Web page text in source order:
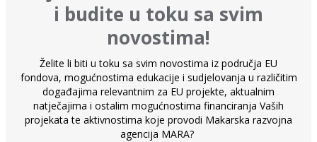
i budite u toku sa svim
novostima!
Želite li biti u toku sa svim novostima iz područja EU
fondova, mogućnostima edukacije i sudjelovanja u različitim
događajima relevantnim za EU projekte, aktualnim
natječajima i ostalim mogućnostima financiranja Vaših
projekata te aktivnostima koje provodi Makarska razvojna
agencija MARA?